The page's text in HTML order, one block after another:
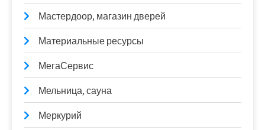
Мастердоор, магазин дверей
Материальные ресурсы
МегаСервис
Мельница, сауна
Меркурий